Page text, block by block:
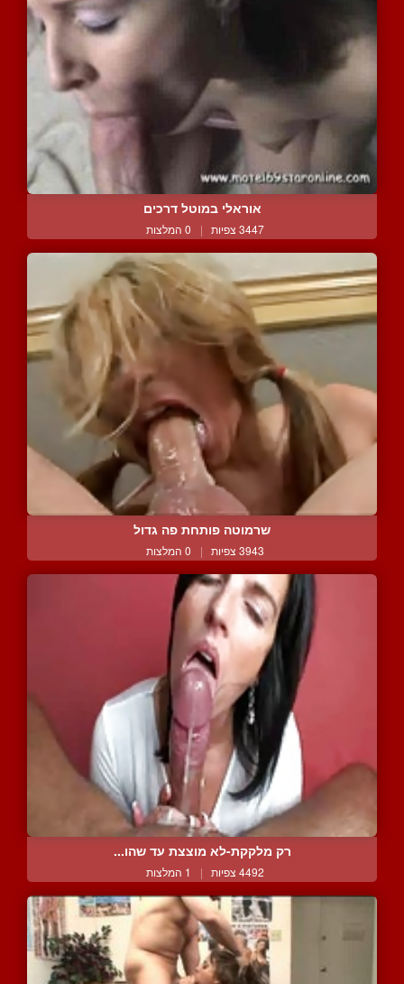
אוראלי במוטל דרכים
3447 צפיות | 0 המלצות
שרמוטה פותחת פה גדול
3943 צפיות | 0 המלצות
רק מלקקת-לא מוצצת עד שהו...
4492 צפיות | 1 המלצות